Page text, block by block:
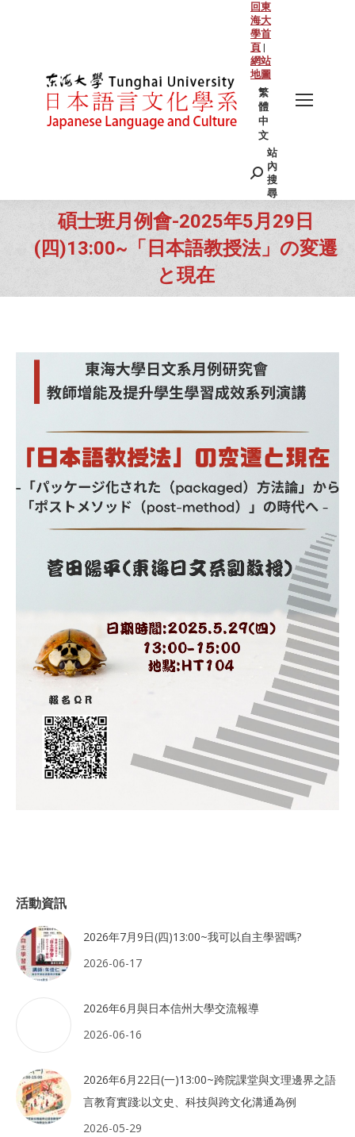
回東
海大
學首
頁 |
網站
地圖
繁
體
中
文
Search:
站
內
搜
尋
碩士班月例會-2025年5月29日
(四)13:00~「日本語教授法」の変遷
と現在
You are here:
活動資訊
2026年7月9日(四)13:00~我可以自主學習嗎?
2026-06-17
2026年6月與日本信州大學交流報導
2026-06-16
2026年6月22日(一)13:00~跨院課堂與文理邊界之語
言教育實踐:以文史、科技與跨文化溝通為例
2026-05-29